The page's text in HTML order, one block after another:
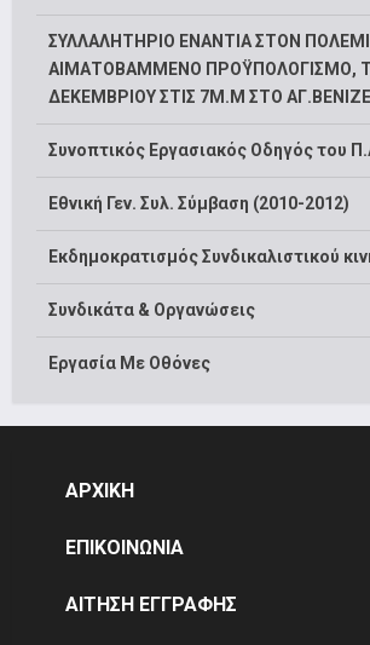
ΣΥΛΛΑΛΗΤΗΡΙΟ ΕΝΑΝΤΙΑ ΣΤΟΝ
ΑΙΜΑΤΟΒΑΜΜΕΝΟ ΠΡΟΫΠΟΛΟΓΙΣΜΟ,
ΔΕΚΕΜΒΡΙΟΥ ΣΤΙΣ 7Μ.Μ ΣΤΟ
Συνοπτικός Εργασιακός Οδηγός του
Εθνική Γεν. Συλ. Σύμβαση (2010-2012)
Εκδημοκρατισμός Συνδικαλιστικού
Συνδικάτα & Οργανώσεις
Εργασία Με Οθόνες
ΑΡΧΙΚΗ
ΕΠΙΚΟΙΝΩΝΙΑ
ΑΙΤΗΣΗ ΕΓΓΡΑΦΗΣ